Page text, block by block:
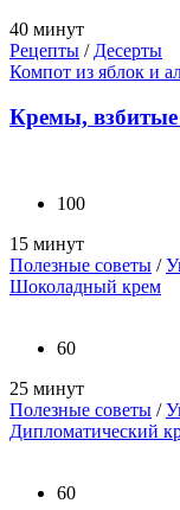
40 минут
Рецепты / Десерты
Компот из яблок и
Кремы,
100
15 минут
Полезные советы /
Шоколадный крем
60
25 минут
Полезные советы /
Дипломатический
60